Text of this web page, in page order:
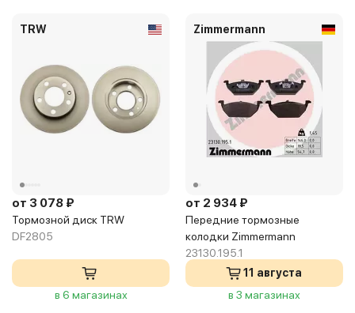
TRW
от 3 078 ₽
Тормозной диск TRW
DF2805
в 6 магазинах
Zimmermann
от 2 934 ₽
Передние тормозные
колодки Zimmermann
23130.195.1
11 августа
в 3 магазинах